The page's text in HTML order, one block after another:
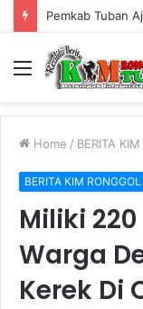
Menu
Home / BERITA
BERITA KIM
Miliki
Warga
Kerek Di